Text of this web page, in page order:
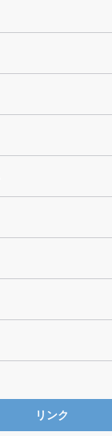
リンク